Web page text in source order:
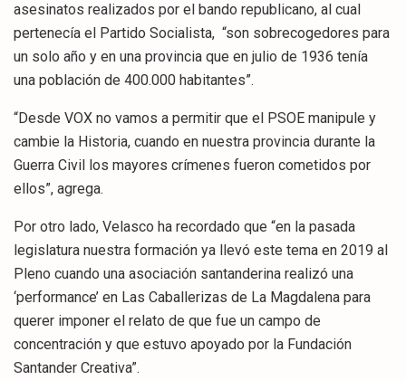
asesinatos realizados por el bando republicano, al cual
pertenecía el Partido Socialista, “son sobrecogedores para
un solo año y en una provincia que en julio de 1936 tenía
una población de 400.000 habitantes”.
“Desde VOX no vamos a permitir que el PSOE manipule y
cambie la Historia, cuando en nuestra provincia durante la
Guerra Civil los mayores crímenes fueron cometidos por
ellos”, agrega.
Por otro lado, Velasco ha recordado que “en la pasada
legislatura nuestra formación ya llevó este tema en 2019 al
Pleno cuando una asociación santanderina realizó una
‘performance’ en Las Caballerizas de La Magdalena para
querer imponer el relato de que fue un campo de
concentración y que estuvo apoyado por la Fundación
Santander Creativa”.